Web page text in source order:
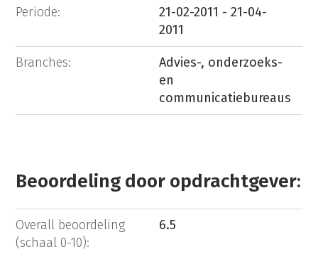
Periode:
21-02-2011 - 21-04-
2011
Branches:
Advies-, onderzoeks-
en
communicatiebureaus
Beoordeling door opdrachtgever:
Overall beoordeling
(schaal 0-10):
6.5